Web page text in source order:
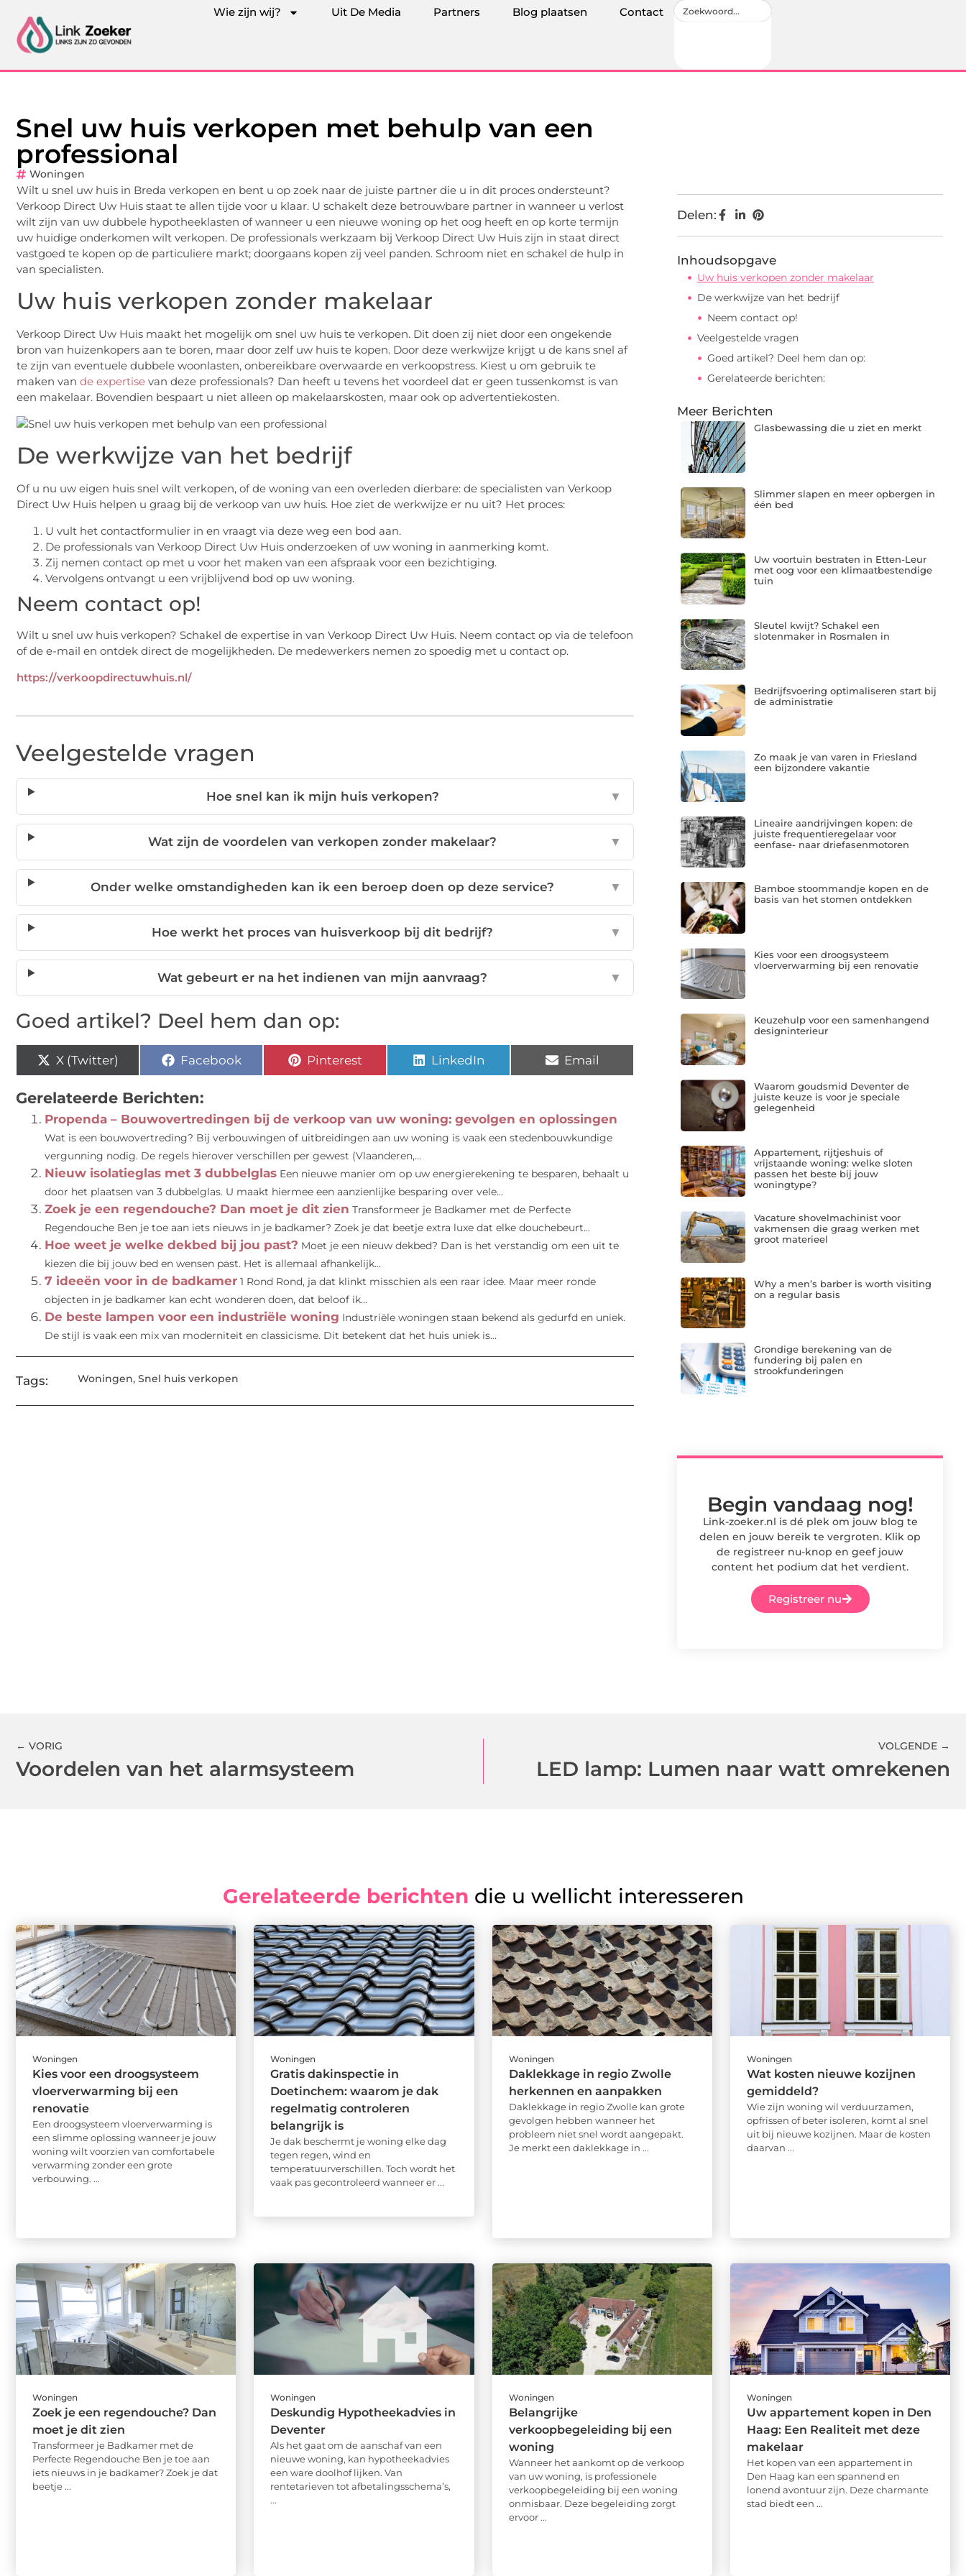
Wie zijn wij? Uit De Media Partners Blog plaatsen Contact
Snel uw huis verkopen met behulp van een
professional
Woningen
Wilt u snel uw huis in Breda verkopen en bent u op zoek naar de juiste partner die u in dit proces ondersteunt?
Verkoop Direct Uw Huis staat te allen tijde voor u klaar. U schakelt deze betrouwbare partner in wanneer u verlost
wilt zijn van uw dubbele hypotheeklasten of wanneer u een nieuwe woning op het oog heeft en op korte termijn
uw huidige onderkomen wilt verkopen. De professionals werkzaam bij Verkoop Direct Uw Huis zijn in staat direct
vastgoed te kopen op de particuliere markt; doorgaans kopen zij veel panden. Schroom niet en schakel de hulp in
van specialisten.
Uw huis verkopen zonder makelaar
Verkoop Direct Uw Huis maakt het mogelijk om snel uw huis te verkopen. Dit doen zij niet door een ongekende
bron van huizenkopers aan te boren, maar door zelf uw huis te kopen. Door deze werkwijze krijgt u de kans snel af
te zijn van eventuele dubbele woonlasten, onbereikbare overwaarde en verkoopstress. Kiest u om gebruik te
maken van de expertise van deze professionals? Dan heeft u tevens het voordeel dat er geen tussenkomst is van
een makelaar. Bovendien bespaart u niet alleen op makelaarskosten, maar ook op advertentiekosten.
De werkwijze van het bedrijf
Of u nu uw eigen huis snel wilt verkopen, of de woning van een overleden dierbare: de specialisten van Verkoop
Direct Uw Huis helpen u graag bij de verkoop van uw huis. Hoe ziet de werkwijze er nu uit? Het proces:
U vult het contactformulier in en vraagt via deze weg een bod aan.
De professionals van Verkoop Direct Uw Huis onderzoeken of uw woning in aanmerking komt.
Zij nemen contact op met u voor het maken van een afspraak voor een bezichtiging.
Vervolgens ontvangt u een vrijblijvend bod op uw woning.
Neem contact op!
Wilt u snel uw huis verkopen? Schakel de expertise in van Verkoop Direct Uw Huis. Neem contact op via de telefoon
of de e-mail en ontdek direct de mogelijkheden. De medewerkers nemen zo spoedig met u contact op.
https://verkoopdirectuwhuis.nl/
Veelgestelde vragen
Hoe snel kan ik mijn huis verkopen? ▼
Wat zijn de voordelen van verkopen zonder makelaar? ▼
Onder welke omstandigheden kan ik een beroep doen op deze service? ▼
Hoe werkt het proces van huisverkoop bij dit bedrijf? ▼
Wat gebeurt er na het indienen van mijn aanvraag? ▼
Goed artikel? Deel hem dan op:
X (Twitter) Facebook Pinterest LinkedIn Email
Gerelateerde Berichten:
Propenda – Bouwovertredingen bij de verkoop van uw woning: gevolgen en oplossingen
Wat is een bouwovertreding? Bij verbouwingen of uitbreidingen aan uw woning is vaak een stedenbouwkundige
vergunning nodig. De regels hierover verschillen per gewest (Vlaanderen,...
Nieuw isolatieglas met 3 dubbelglas Een nieuwe manier om op uw energierekening te besparen, behaalt u
door het plaatsen van 3 dubbelglas. U maakt hiermee een aanzienlijke besparing over vele...
Zoek je een regendouche? Dan moet je dit zien Transformeer je Badkamer met de Perfecte
Regendouche Ben je toe aan iets nieuws in je badkamer? Zoek je dat beetje extra luxe dat elke douchebeurt...
Hoe weet je welke dekbed bij jou past? Moet je een nieuw dekbed? Dan is het verstandig om een uit te
kiezen die bij jouw bed en wensen past. Het is allemaal afhankelijk...
7 ideeën voor in de badkamer 1 Rond Rond, ja dat klinkt misschien als een raar idee. Maar meer ronde
objecten in je badkamer kan echt wonderen doen, dat beloof ik...
De beste lampen voor een industriële woning Industriële woningen staan ​​bekend als gedurfd en uniek.
De stijl is vaak een mix van moderniteit en classicisme. Dit betekent dat het huis uniek is...
Tags: Woningen, Snel huis verkopen
Delen:
Inhoudsopgave
Uw huis verkopen zonder makelaar
De werkwijze van het bedrijf
Neem contact op!
Veelgestelde vragen
Goed artikel? Deel hem dan op:
Gerelateerde berichten:
Meer Berichten
Glasbewassing die u ziet en merkt
Slimmer slapen en meer opbergen in
één bed
Uw voortuin bestraten in Etten-Leur
met oog voor een klimaatbestendige
tuin
Sleutel kwijt? Schakel een
slotenmaker in Rosmalen in
Bedrijfsvoering optimaliseren start bij
de administratie
Zo maak je van varen in Friesland
een bijzondere vakantie
Lineaire aandrijvingen kopen: de
juiste frequentieregelaar voor
eenfase- naar driefasenmotoren
Bamboe stoommandje kopen en de
basis van het stomen ontdekken
Kies voor een droogsysteem
vloerverwarming bij een renovatie
Keuzehulp voor een samenhangend
designinterieur
Waarom goudsmid Deventer de
juiste keuze is voor je speciale
gelegenheid
Appartement, rijtjeshuis of
vrijstaande woning: welke sloten
passen het beste bij jouw
woningtype?
Vacature shovelmachinist voor
vakmensen die graag werken met
groot materieel
Why a men’s barber is worth visiting
on a regular basis
Grondige berekening van de
fundering bij palen en
strookfunderingen
Begin vandaag nog!
Link-zoeker.nl is dé plek om jouw blog te
delen en jouw bereik te vergroten. Klik op
de registreer nu-knop en geef jouw
content het podium dat het verdient.
Registreer nu
← VORIG
Voordelen van het alarmsysteem
VOLGENDE →
LED lamp: Lumen naar watt omrekenen
Gerelateerde berichten die u wellicht interesseren
Woningen
Kies voor een droogsysteem
vloerverwarming bij een
renovatie
Een droogsysteem vloerverwarming is
een slimme oplossing wanneer je jouw
woning wilt voorzien van comfortabele
verwarming zonder een grote
verbouwing. ...
Woningen
Gratis dakinspectie in
Doetinchem: waarom je dak
regelmatig controleren
belangrijk is
Je dak beschermt je woning elke dag
tegen regen, wind en
temperatuurverschillen. Toch wordt het
vaak pas gecontroleerd wanneer er ...
Woningen
Daklekkage in regio Zwolle
herkennen en aanpakken
Daklekkage in regio Zwolle kan grote
gevolgen hebben wanneer het
probleem niet snel wordt aangepakt.
Je merkt een daklekkage in ...
Woningen
Wat kosten nieuwe kozijnen
gemiddeld?
Wie zijn woning wil verduurzamen,
opfrissen of beter isoleren, komt al snel
uit bij nieuwe kozijnen. Maar de kosten
daarvan ...
Woningen
Zoek je een regendouche? Dan
moet je dit zien
Transformeer je Badkamer met de
Perfecte Regendouche Ben je toe aan
iets nieuws in je badkamer? Zoek je dat
beetje ...
Woningen
Deskundig Hypotheekadvies in
Deventer
Als het gaat om de aanschaf van een
nieuwe woning, kan hypotheekadvies
een ware doolhof lijken. Van
rentetarieven tot afbetalingsschema’s,
...
Woningen
Belangrijke
verkoopbegeleiding bij een
woning
Wanneer het aankomt op de verkoop
van uw woning, is professionele
verkoopbegeleiding bij een woning
onmisbaar. Deze begeleiding zorgt
ervoor ...
Woningen
Uw appartement kopen in Den
Haag: Een Realiteit met deze
makelaar
Het kopen van een appartement in
Den Haag kan een spannend en
lonend avontuur zijn. Deze charmante
stad biedt een ...